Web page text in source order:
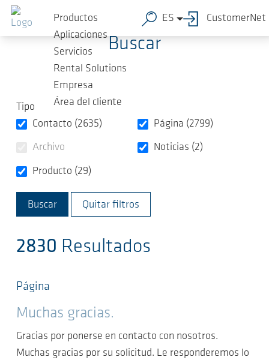
Saltar al contenido principal
Productos
Aplicaciones
Servicios
Rental Solutions
Empresa
Área del cliente
ES CustomerNet
Buscar
Tipo
Contacto (2635)
Página (2799)
Archivo Noticias (2)
Producto (29)
Quitar filtros
2830 Resultados
Página
Muchas gracias.
Gracias por ponerse en contacto con nosotros.
Muchas gracias por su solicitud. Le responderemos lo